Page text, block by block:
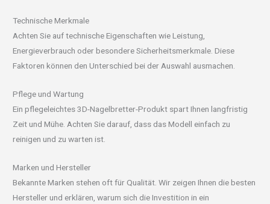
Technische Merkmale
Achten Sie auf technische Eigenschaften wie Leistung,
Energieverbrauch oder besondere Sicherheitsmerkmale. Diese
Faktoren können den Unterschied bei der Auswahl ausmachen.
Pflege und Wartung
Ein pflegeleichtes 3D-Nagelbretter-Produkt spart Ihnen langfristig
Zeit und Mühe. Achten Sie darauf, dass das Modell einfach zu
reinigen und zu warten ist.
Marken und Hersteller
Bekannte Marken stehen oft für Qualität. Wir zeigen Ihnen die besten
Hersteller und erklären, warum sich die Investition in ein